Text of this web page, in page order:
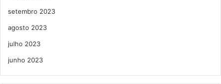
setembro 2023
agosto 2023
julho 2023
junho 2023